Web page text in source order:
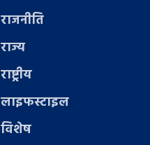
राजनीति
राज्य
राष्ट्रीय
लाइफस्टाइल
विशेष